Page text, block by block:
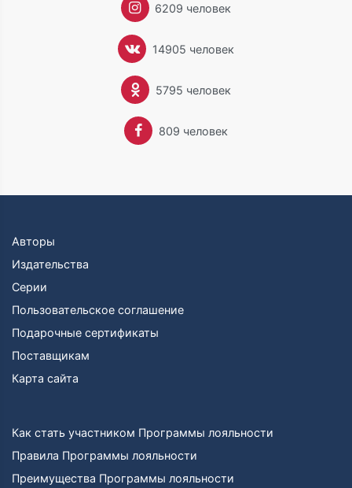
6209 человек
14905 человек
5795 человек
809 человек
Авторы
Издательства
Серии
Пользовательское соглашение
Подарочные сертификаты
Поставщикам
Карта сайта
Как стать участником Программы лояльности
Правила Программы лояльности
Преимущества Программы лояльности